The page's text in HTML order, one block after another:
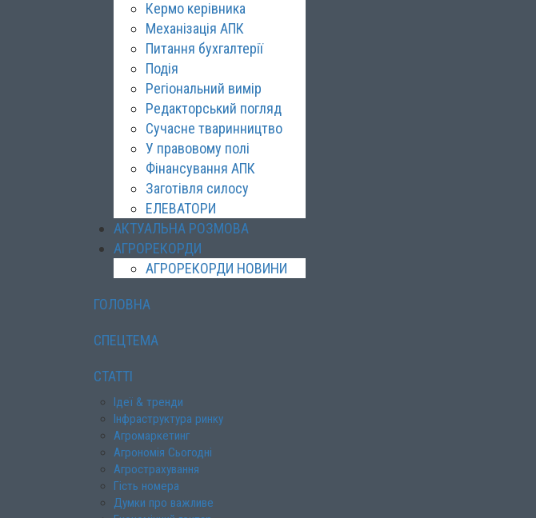
Кермо керівника
Механізація АПК
Питання бухгалтерії
Подія
Регіональний вимір
Редакторський погляд
Сучасне тваринництво
У правовому полі
Фінансування АПК
Заготівля силосу
ЕЛЕВАТОРИ
АКТУАЛЬНА РОЗМОВА
АГРОРЕКОРДИ
АГРОРЕКОРДИ НОВИНИ
ГОЛОВНА
СПЕЦТЕМА
СТАТТІ
Ідеї & тренди
Інфраструктура ринку
Агромаркетинг
Агрономія Сьогодні
Агрострахування
Гість номера
Думки про важливе